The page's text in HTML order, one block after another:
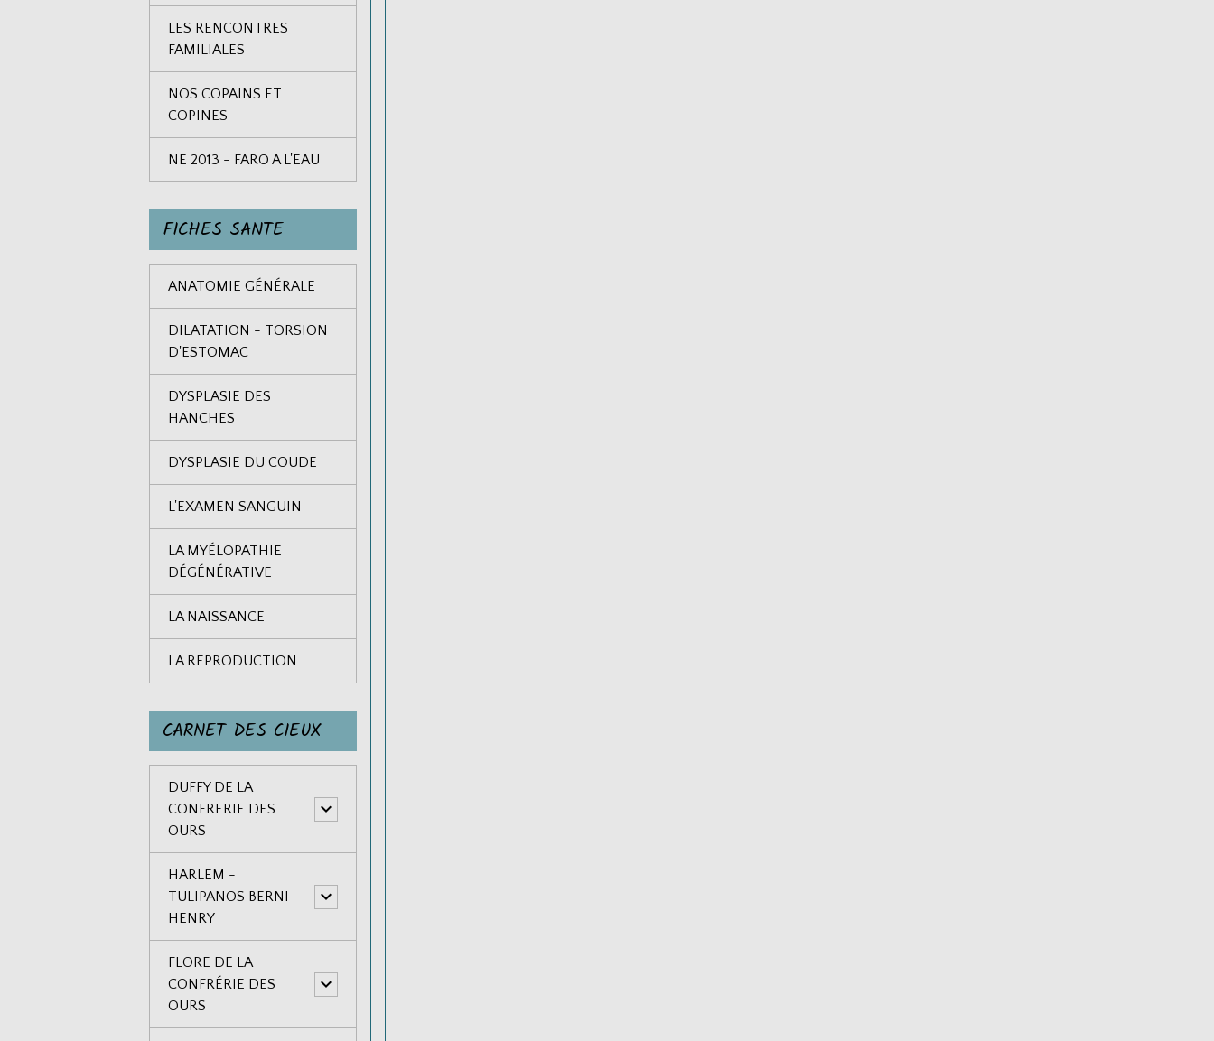
LES RENCONTRES
FAMILIALES
NOS COPAINS ET
COPINES
NE 2013 - FARO A L'EAU
FICHES SANTE
ANATOMIE GÉNÉRALE
DILATATION - TORSION
D'ESTOMAC
DYSPLASIE DES
HANCHES
DYSPLASIE DU COUDE
L'EXAMEN SANGUIN
LA MYÉLOPATHIE
DÉGÉNÉRATIVE
LA NAISSANCE
LA REPRODUCTION
CARNET DES CIEUX
DUFFY DE LA
CONFRERIE DES
OURS
HARLEM -
TULIPANOS BERNI
HENRY
FLORE DE LA
CONFRÉRIE DES
OURS